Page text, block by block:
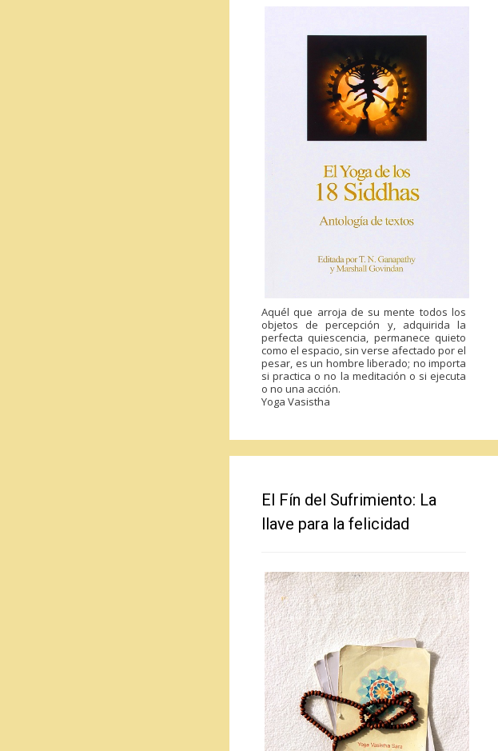
Aquél que arroja de su mente todos los
objetos de percepción y, adquirida la
perfecta quiescencia, permanece quieto
como el espacio, sin verse afectado por el
pesar, es un hombre liberado; no importa
si practica o no la meditación o si ejecuta
o no una acción.
Yoga Vasistha
El Fín del Sufrimiento: La
llave para la felicidad